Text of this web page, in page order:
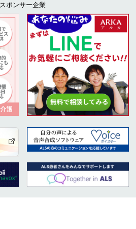
スポンサー企業